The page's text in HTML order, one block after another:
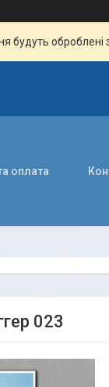
будуть
оплата
023